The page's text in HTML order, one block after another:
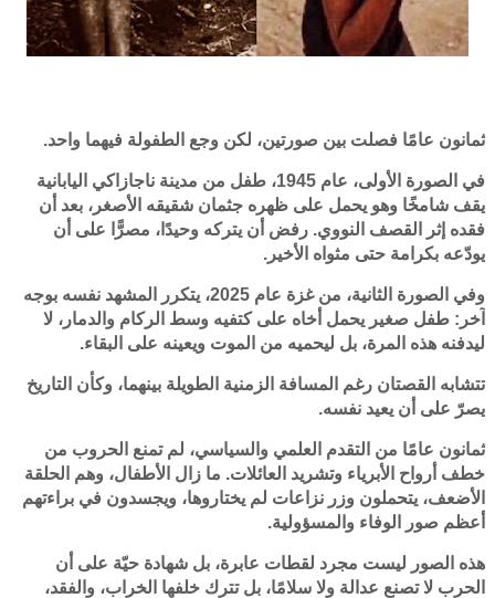
ثمانون عامًا فصلت بين صورتين، لكن وجع الطفولة فيهما واحد.
في الصورة الأولى، عام 1945، طفل من مدينة ناجازاكي اليابانية
يقف شامخًا وهو يحمل على ظهره جثمان شقيقه الأصغر، بعد أن
فقده إثر القصف النووي. رفض أن يتركه وحيدًا، مصرًّا على أن
يودّعه بكرامة حتى مثواه الأخير.
وفي الصورة الثانية، من غزة عام 2025، يتكرر المشهد نفسه بوجه
آخر: طفل صغير يحمل أخاه على كتفيه وسط الركام والدمار، لا
ليدفنه هذه المرة، بل ليحميه من الموت ويعينه على البقاء.
تتشابه القصتان رغم المسافة الزمنية الطويلة بينهما، وكأن التاريخ
يصرّ على أن يعيد نفسه.
ثمانون عامًا من التقدم العلمي والسياسي، لم تمنع الحروب من
خطف أرواح الأبرياء وتشريد العائلات. ما زال الأطفال، وهم الحلقة
الأضعف، يتحملون وزر نزاعات لم يختاروها، ويجسدون في براءتهم
أعظم صور الوفاء والمسؤولية.
هذه الصور ليست مجرد لقطات عابرة، بل شهادة حيّة على أن
الحرب لا تصنع عدالة ولا سلامًا، بل تترك خلفها الخراب، والفقد،